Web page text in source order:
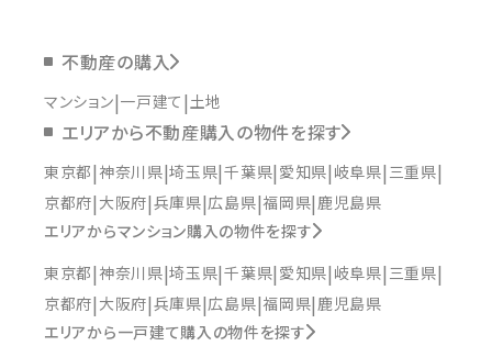
不動産の購入
マンション 一戸建て 土地
エリアから不動産購入の物件を探す
東京都 神奈川県 埼玉県 千葉県 愛知県 岐阜県 三重県
京都府 大阪府 兵庫県 広島県 福岡県 鹿児島県
エリアからマンション購入の物件を探す
東京都 神奈川県 埼玉県 千葉県 愛知県 岐阜県 三重県
京都府 大阪府 兵庫県 広島県 福岡県 鹿児島県
エリアから一戸建て購入の物件を探す